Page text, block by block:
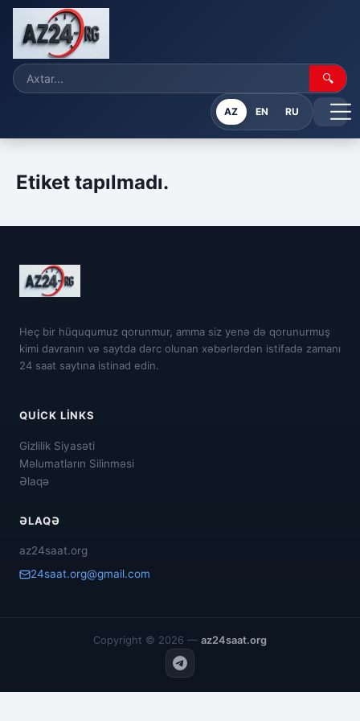
🔍
AZ EN RU
Etiket tapılmadı.
Heç bir hüququmuz qorunmur, amma siz yenə də qorunurmuş
kimi davranın və saytda dərc olunan xəbərlərdən istifadə zamanı
24 saat saytına istinad edin.
QUICK LINKS
Gizlilik Siyasəti
Məlumatların Silinməsi
Əlaqə
ƏLAQƏ
az24saat.org
24saat.org@gmail.com
Copyright © 2026 — az24saat.org